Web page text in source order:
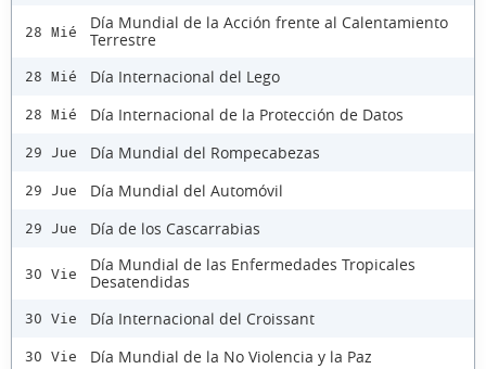
28 Mié
Día Mundial de la Acción frente al Calentamiento
Terrestre
28 Mié Día Internacional del Lego
28 Mié Día Internacional de la Protección de Datos
29 Jue Día Mundial del Rompecabezas
29 Jue Día Mundial del Automóvil
29 Jue Día de los Cascarrabias
30 Vie
Día Mundial de las Enfermedades Tropicales
Desatendidas
30 Vie Día Internacional del Croissant
30 Vie Día Mundial de la No Violencia y la Paz